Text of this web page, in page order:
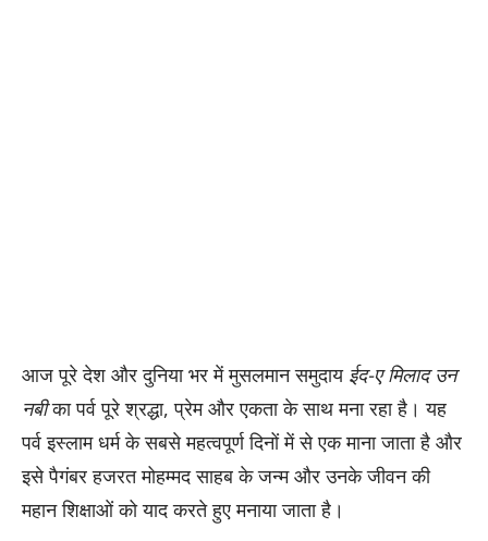
आज पूरे देश और दुनिया भर में मुसलमान समुदाय ईद-ए मिलाद उन
नबीका पर्व पूरे श्रद्धा, प्रेम और एकता के साथ मना रहा है। यह
पर्व इस्लाम धर्म के सबसे महत्वपूर्ण दिनों में से एक माना जाता है और
इसे पैगंबर हजरत मोहम्मद साहब के जन्म और उनके जीवन की
महान शिक्षाओं को याद करते हुए मनाया जाता है।